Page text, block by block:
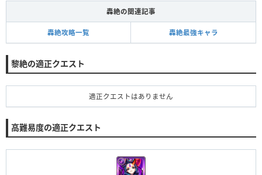
轟絶の関連記事
轟絶攻略一覧 轟絶最強キャラ
黎絶の適正クエスト
適正クエストはありません
高難易度の適正クエスト